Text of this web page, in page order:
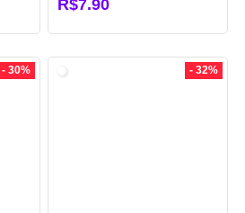
R$7.90
- 30% - 32%